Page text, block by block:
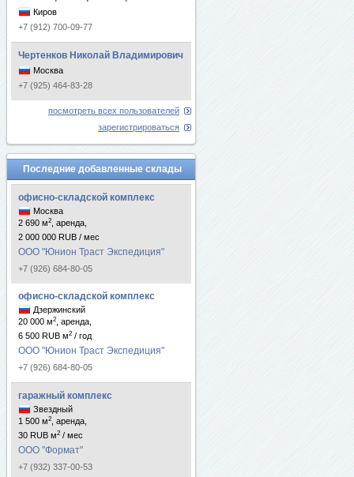
Киров
+7 (912) 700-09-77
Чертенков Николай Владимирович
Москва
+7 (925) 464-83-28
посмотреть всех пользователей
зарегистрироваться
Последние добавленные склады
офисно-складской комплекс
Москва
2 690 м2
, аренда,
2 000 000 RUB / мес
ООО "Юнион Траст Экспедиция"
+7 (926) 684-80-05
офисно-складской комплекс
Дзержинский
20 000 м2
, аренда,
6 500 RUB м2 / год
ООО "Юнион Траст Экспедиция"
+7 (926) 684-80-05
гаражный комплекс
Звездный
1 500 м2
, аренда,
30 RUB м2 / мес
ООО "Формат"
+7 (932) 337-00-53